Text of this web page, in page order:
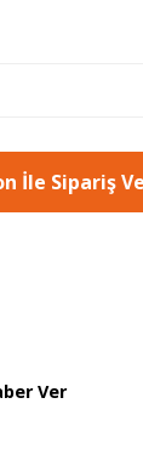
İle Sipariş
Ver